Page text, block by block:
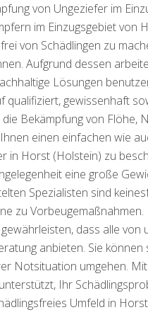
von Ungeziefer im
im Einzugsgebiet von
von Schädlingen zu
Aufgrund dessen
Lösungen
gewissenhaft
Bekämpfung von Flöhe,
einen einfachen wie
in Horst (Holstein) zu
eine große
Spezialisten sind
zu Vorbeugemaßnahmen.
dass alle von
anbieten. Sie können
Notsituation umgehen. Mit
Ihr
Umfeld in